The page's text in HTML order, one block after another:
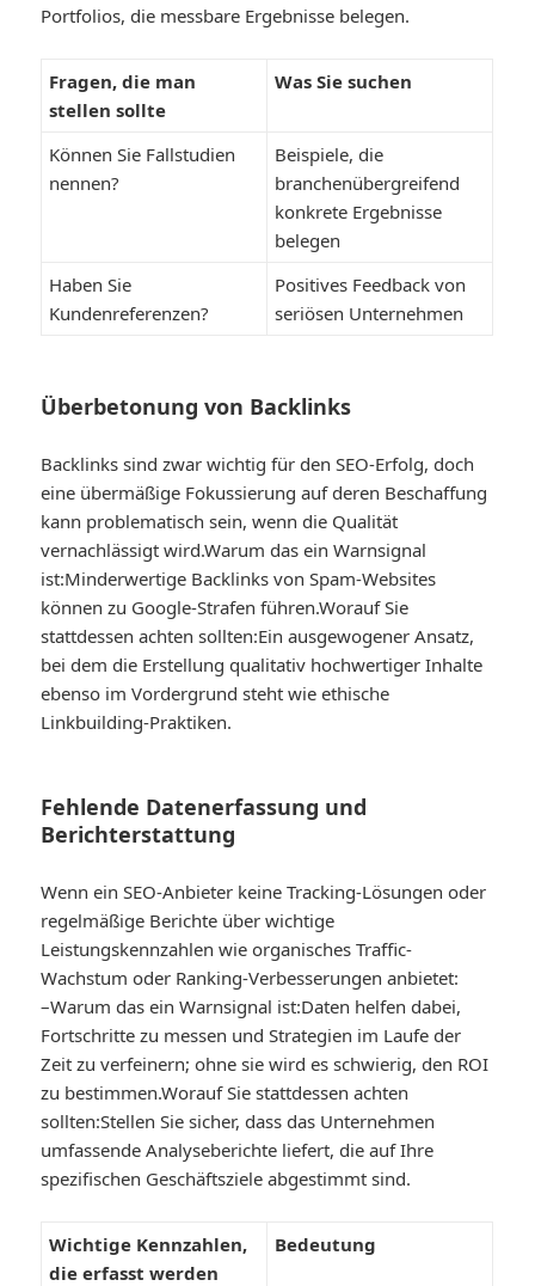
Portfolios, die messbare Ergebnisse belegen.
Fragen, die man
stellen sollte
Was Sie suchen
Können Sie Fallstudien
nennen?
Beispiele, die
branchenübergreifend
konkrete Ergebnisse
belegen
Haben Sie
Kundenreferenzen?
Positives Feedback von
seriösen Unternehmen
Überbetonung von Backlinks
Backlinks sind zwar wichtig für den SEO-Erfolg, doch
eine übermäßige Fokussierung auf deren Beschaffung
kann problematisch sein, wenn die Qualität
vernachlässigt wird.Warum das ein Warnsignal
ist:Minderwertige Backlinks von Spam-Websites
können zu Google-Strafen führen.Worauf Sie
stattdessen achten sollten:Ein ausgewogener Ansatz,
bei dem die Erstellung qualitativ hochwertiger Inhalte
ebenso im Vordergrund steht wie ethische
Linkbuilding-Praktiken.
Fehlende Datenerfassung und
Berichterstattung
Wenn ein SEO-Anbieter keine Tracking-Lösungen oder
regelmäßige Berichte über wichtige
Leistungskennzahlen wie organisches Traffic-
Wachstum oder Ranking-Verbesserungen anbietet:
–Warum das ein Warnsignal ist:Daten helfen dabei,
Fortschritte zu messen und Strategien im Laufe der
Zeit zu verfeinern; ohne sie wird es schwierig, den ROI
zu bestimmen.Worauf Sie stattdessen achten
sollten:Stellen Sie sicher, dass das Unternehmen
umfassende Analyseberichte liefert, die auf Ihre
spezifischen Geschäftsziele abgestimmt sind.
Wichtige Kennzahlen,
die erfasst werden
Bedeutung